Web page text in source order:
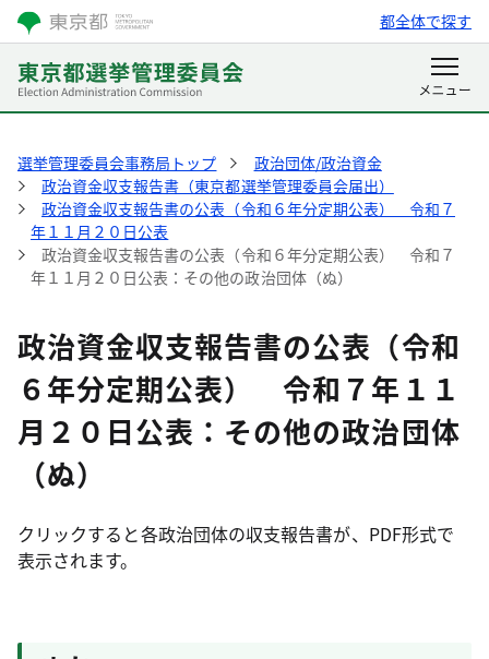
都全体で探す
選挙管理委員会事務局トップ
政治団体/政治資金
政治資金収支報告書（東京都選挙管理委員会届出）
政治資金収支報告書の公表（令和６年分定期公表） 令和７
年１１月２０日公表
政治資金収支報告書の公表（令和６年分定期公表） 令和７
年１１月２０日公表：その他の政治団体（ぬ）
政治資金収支報告書の公表（令和
６年分定期公表） 令和７年１１
月２０日公表：その他の政治団体
（ぬ）
クリックすると各政治団体の収支報告書が、PDF形式で
表示されます。